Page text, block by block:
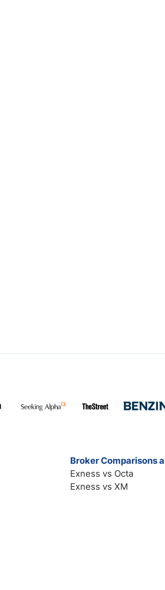
Broker Comparisons
Exness vs Octa
Exness vs XM